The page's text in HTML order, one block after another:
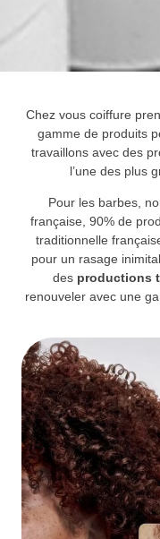
Chez vous coiffure
gamme de produits
travaillons avec des
l’une des plus
Pour les barbes,
française, 90% de
traditionnelle
pour un rasage
des productions
renouveler avec une